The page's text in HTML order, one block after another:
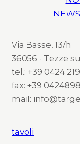
Via Basse, 13/h
36056 - Tezze
tel.: +39 0424
fax: +39
mail:
tavoli